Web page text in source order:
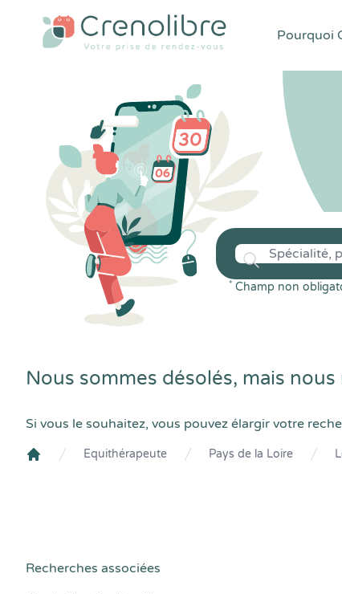
Pourquoi
* Champ non
Nous sommes désolés, mais
Si vous le souhaitez, vous pouvez élargir votre
Equithérapeute Pays de la Loire
Recherches associées